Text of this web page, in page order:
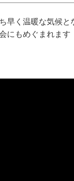
早く温暖な気候
にもめぐまれます